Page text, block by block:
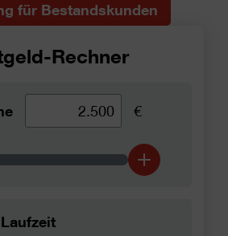
für Bestandskunden
Rechner
€